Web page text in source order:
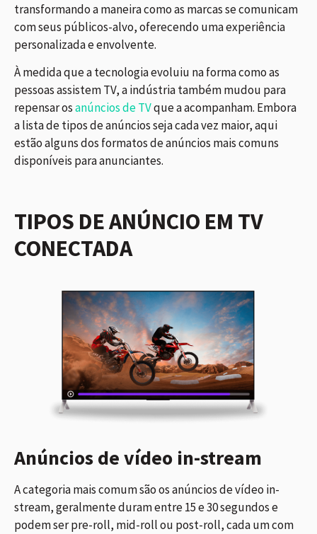
transformando a maneira como as marcas se comunicam
com seus públicos-alvo, oferecendo uma experiência
personalizada e envolvente.
À medida que a tecnologia evoluiu na forma como as
pessoas assistem TV, a indústria também mudou para
repensar osanúncios de TVque a acompanham. Embora
a lista de tipos de anúncios seja cada vez maior, aqui
estão alguns dos formatos de anúncios mais comuns
disponíveis para anunciantes.
TIPOS DE ANÚNCIO EM TV
CONECTADA
Anúncios de vídeo in-stream
A categoria mais comum são os anúncios de vídeo in-
stream, geralmente duram entre 15 e 30 segundos e
podem ser pre-roll, mid-roll ou post-roll, cada um com